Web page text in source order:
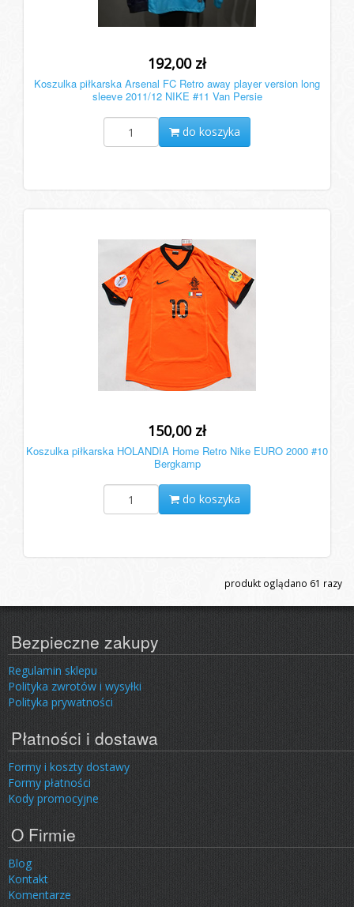
192,00 zł
Koszulka piłkarska Arsenal FC Retro away player version long
sleeve 2011/12 NIKE #11 Van Persie
do koszyka
150,00 zł
Koszulka piłkarska HOLANDIA Home Retro Nike EURO 2000 #10
Bergkamp
do koszyka
produkt oglądano 61 razy
Bezpieczne zakupy
Regulamin sklepu
Polityka zwrotów i wysyłki
Polityka prywatności
Płatności i dostawa
Formy i koszty dostawy
Formy płatności
Kody promocyjne
O Firmie
Blog
Kontakt
Komentarze